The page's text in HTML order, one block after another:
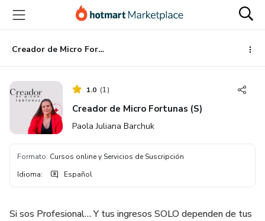
principal
página
de
página
Creador de Micro Fortunas (S)
1.0 (1)
Creador de Micro Fortunas (S)
Paola Juliana Barchuk
Formato: Cursos online y Servicios de Suscripción
Idioma: Español
Si sos Profesional… Y tus ingresos SOLO dependen de tus